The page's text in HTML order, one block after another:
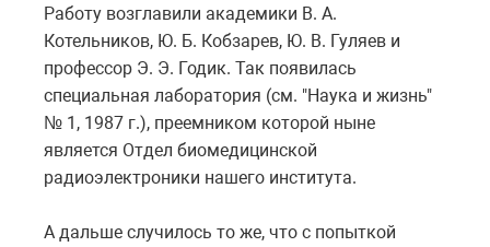
Работу возглавили академики В. А.
Котельников, Ю. Б. Кобзарев, Ю. В. Гуляев и
профессор Э. Э. Годик. Так появилась
специальная лаборатория (см. "Наука и жизнь"
№ 1, 1987 г.), преемником которой ныне
является Отдел биомедицинской
радиоэлектроники нашего института.
А дальше случилось то же, что с попыткой